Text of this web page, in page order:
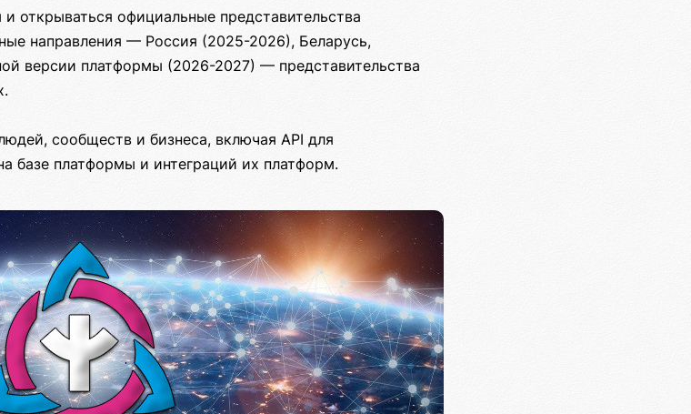
открываться официальные представительства
направления — Россия (2025-2026), Беларусь,
версии платформы (2026-2027) — представительства
сообществ и бизнеса, включая API для
базе платформы и интеграций их платформ.